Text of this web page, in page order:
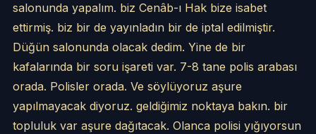
salonunda yapalım. biz Cenâb-ı Hak bize isabet
ettirmiş. biz bir de yayınladın bir de iptal edilmiştir.
Düğün salonunda olacak dedim. Yine de bir
kafalarında bir soru işareti var. 7-8 tane polis arabası
orada. Polisler orada. Ve söylüyoruz aşure
yapılmayacak diyoruz. geldiğimiz noktaya bakın. bir
topluluk var aşure dağıtacak. Olanca polisi yığıyorsun